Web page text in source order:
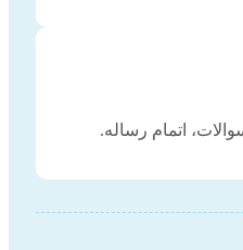
اتمام رساله.